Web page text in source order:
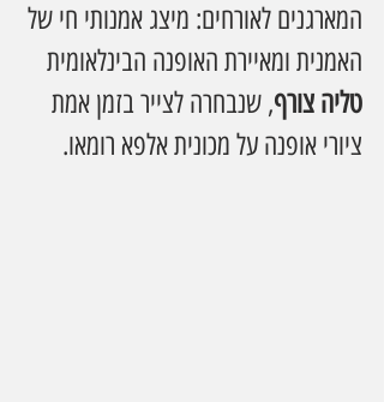
המארגנים לאורחים: מיצג אמנותי חי של
האמנית ומאיירת האופנה הבינלאומית
טליה צורף, שנבחרה לצייר בזמן אמת
ציורי אופנה על מכונית אלפא רומאו.